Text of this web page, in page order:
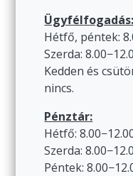
Ügyfélfogadás:
Hétfő, péntek:
Szerda:
Kedden és
nincs.
Pénztár:
Hétfő:
Szerda:
Péntek: